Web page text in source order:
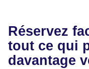
Réservez
tout ce qui
davantage